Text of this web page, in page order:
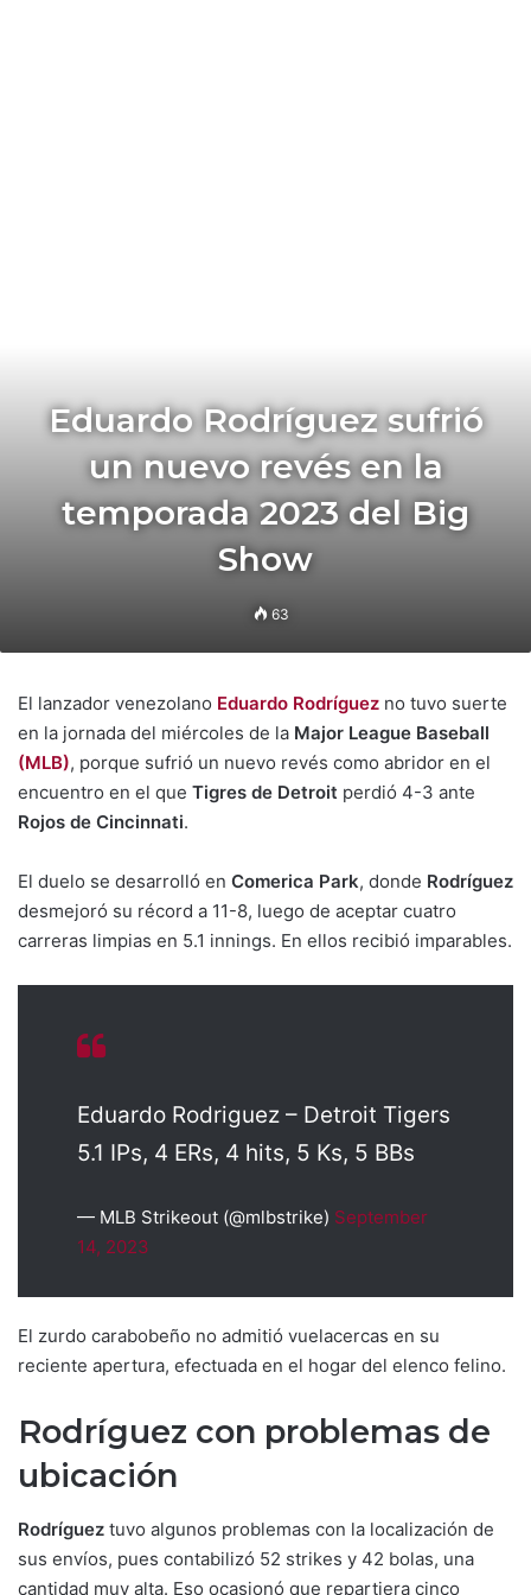
Eduardo Rodríguez sufrió
un nuevo revés en la
temporada 2023 del Big
Show
63
El lanzador venezolano Eduardo Rodríguez no tuvo suerte
en la jornada del miércoles de la Major League Baseball
(MLB), porque sufrió un nuevo revés como abridor en el
encuentro en el que Tigres de Detroit perdió 4-3 ante
Rojos de Cincinnati.
El duelo se desarrolló en Comerica Park, donde Rodríguez
desmejoró su récord a 11-8, luego de aceptar cuatro
carreras limpias en 5.1 innings. En ellos recibió imparables.
Eduardo Rodriguez – Detroit Tigers
5.1 IPs, 4 ERs, 4 hits, 5 Ks, 5 BBs
— MLB Strikeout (@mlbstrike) September
14, 2023
El zurdo carabobeño no admitió vuelacercas en su
reciente apertura, efectuada en el hogar del elenco felino.
Rodríguez con problemas de
ubicación
Rodríguez tuvo algunos problemas con la localización de
sus envíos, pues contabilizó 52 strikes y 42 bolas, una
cantidad muy alta. Eso ocasionó que repartiera cinco